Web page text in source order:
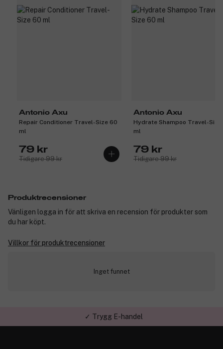
Antonio Axu
Repair Conditioner Travel-Size 60
ml
79 kr
Tidigare 99 kr
Antonio Axu
Hydrate Shampoo Travel-Size
ml
79 kr
Tidigare 99 kr
Produktrecensioner
Vänligen logga in för att skriva en recension för produkter som
du har köpt.
Villkor för produktrecensioner
Inget funnet
✓ Trygg E-handel